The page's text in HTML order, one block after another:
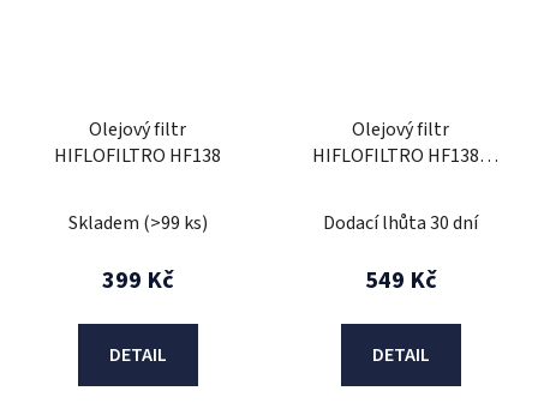
Olejový filtr
HIFLOFILTRO HF138
Skladem (>99 ks)
399 Kč
DETAIL
Olejový filtr
HIFLOFILTRO HF138C
Dodací lhůta 30 dní
549 Kč
DETAIL